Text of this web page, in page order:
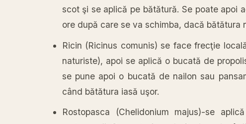
scot şi se aplică pe bătătură. Se poate apoi
ore după care se va schimba, dacă bătătura
Ricin (Ricinus comunis) se face frecţie
naturiste), apoi se aplică o bucată de
se pune apoi o bucată de nailon sau
când bătătura iasă uşor.
Rostopasca (Chelidonium majus)-se